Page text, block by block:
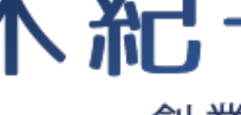
不倫相手の特
慰謝料の請求、